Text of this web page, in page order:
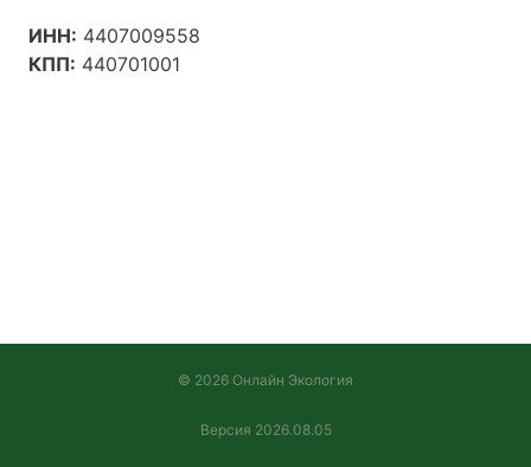
ИНН: 4407009558
КПП: 440701001
© 2026 Онлайн Экология
Версия 2026.08.05